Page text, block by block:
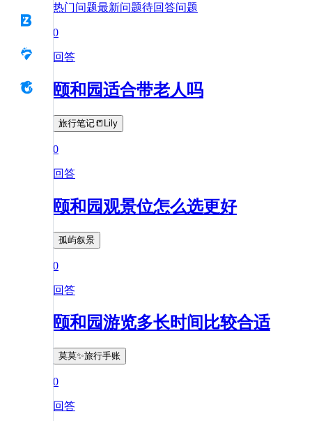
热门问题最新问题待回答问题
0
回答
颐和园适合带老人吗
旅行笔记📒Lily
0
回答
颐和园观景位怎么选更好
孤屿叙景
0
回答
颐和园游览多长时间比较合适
莫莫✨旅行手账
0
回答